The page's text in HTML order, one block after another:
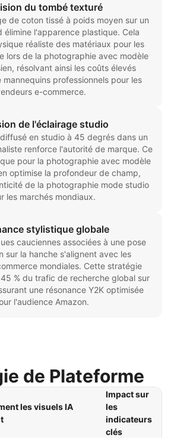
du tombé texturé
de coton tissé à poids moyen sur un
élimine l'apparence plastique. Cela
réaliste des matériaux pour les
lors de la photographie avec modèle
résolvant ainsi les coûts élevés
professionnels pour les
e-commerce.
de l'éclairage studio
en studio à 45 degrés dans un
renforce l'autorité de marque. Ce
pour la photographie avec modèle
optimise la profondeur de champ,
de la photographie mode studio
les marchés mondiaux.
stylistique globale
cauciennes associées à une pose
sur la hanche s'alignent avec les
mondiales. Cette stratégie
% du trafic de recherche global sur
une résonance Y2K optimisée
l'audience Amazon.
de Plateforme
les visuels IA
Impact sur
les
indicateurs
clés